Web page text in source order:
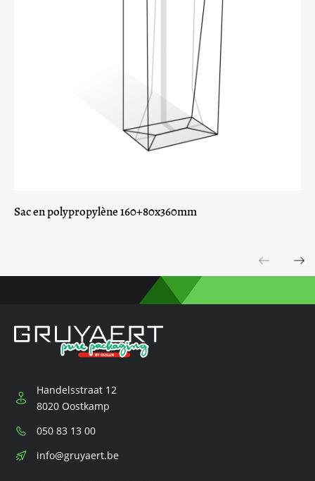
Sac en polypropylène 160+80x360mm
Handelsstraat 12
8020 Oostkamp
Téléphone:
050 83 13 00
E-
info@gruyaert.be